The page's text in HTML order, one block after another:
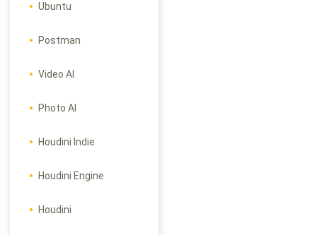
Ubuntu
Postman
Video AI
Photo AI
Houdini Indie
Houdini Engine
Houdini